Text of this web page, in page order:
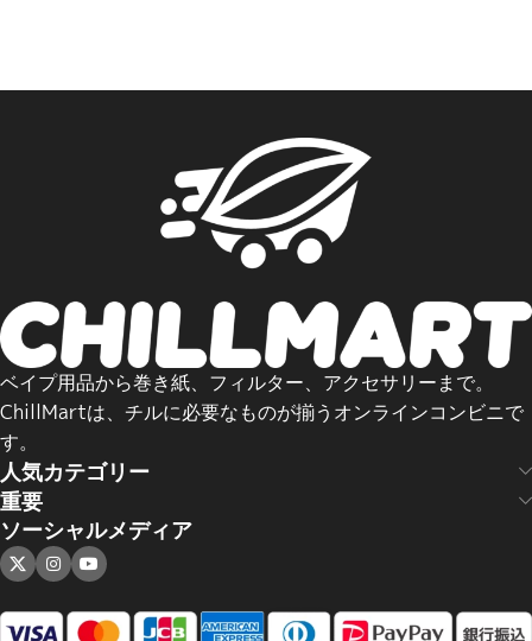
ベイプ用品から巻き紙、フィルター、アクセサリーまで。
ChillMartは、チルに必要なものが揃うオンラインコンビニで
す。
人気カテゴリー
重要
ソーシャルメディア